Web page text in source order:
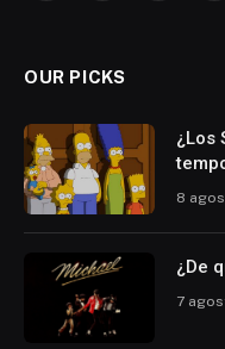
OUR PICKS
¿Los
8
¿De
7